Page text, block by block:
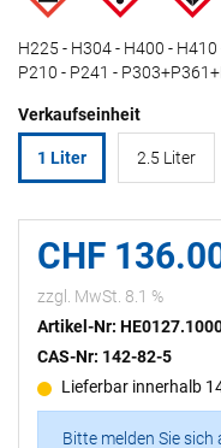
H225 - H304 - H400 -
P210 - P241 -
Verkaufseinheit
1 Liter 2.5 Liter
CHF
zzgl. MwSt. 8.1 %
Artikel-Nr:
CAS-Nr: 142-82-5
Lieferbar innerhalb
Bitte melden Sie sich